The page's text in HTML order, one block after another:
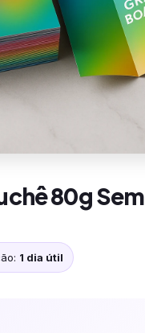
80g Sem
1 dia útil